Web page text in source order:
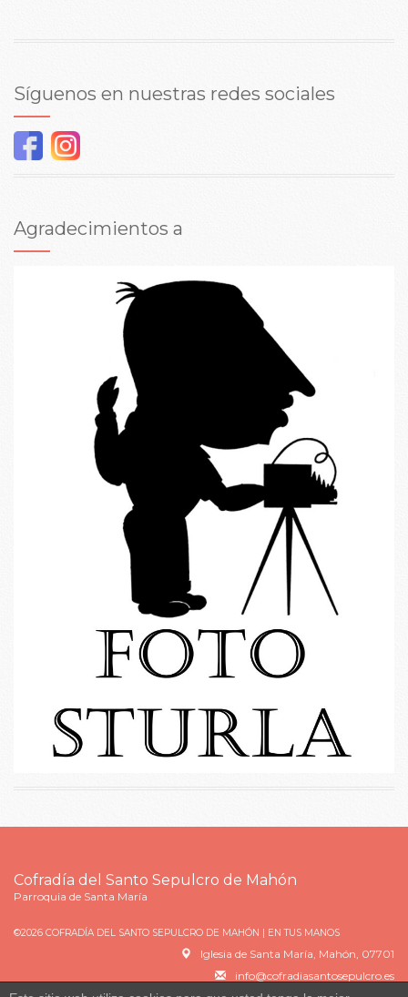
Síguenos en nuestras redes sociales
Agradecimientos a
Cofradía del Santo Sepulcro de Mahón
Parroquia de Santa María
©2026 COFRADÍA DEL SANTO SEPULCRO DE MAHÓN | EN TUS MANOS
Iglesia de Santa María, Mahón, 07701
info@cofradiasantosepulcro.es